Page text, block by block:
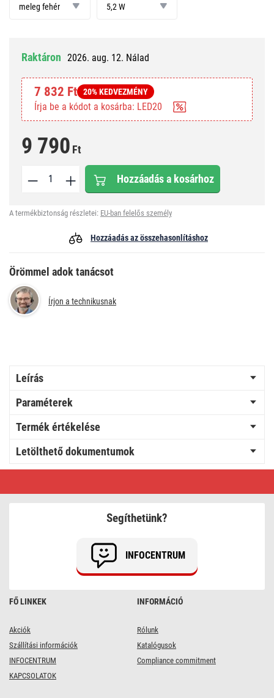
színemeleg fehér 5,2 W
Raktáron 2026. aug. 12. Nálad
7 832 Ft 20% KEDVEZMÉNY
Írja be a kódot a kosárba: LED20
9 790 Ft
Hozzáadás a kosárhoz
A termékbiztonság részletei: EU-ban felelős személy
Hozzáadás az összehasonlításhoz
Örömmel adok tanácsot
Írjon a technikusnak
Leírás
Paraméterek
Termék értékelése
Letölthető dokumentumok
lámpatest
FŐ LINKEK
Akciók
Szállítási információk
INFOCENTRUM
KAPCSOLATOK
INFORMÁCIÓ
Rólunk
Katalógusok
Compliance commitment
Segíthetünk?
INFOCENTRUM